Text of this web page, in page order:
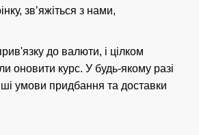
зв’яжіться з нами,
до валюти, і цілком
оновити курс. У будь-якому разі
умови придбання та доставки